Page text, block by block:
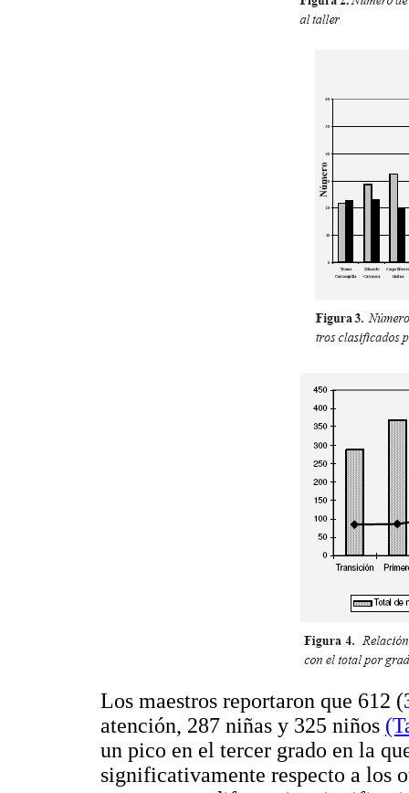
Los maestros reportaron que 612
atención, 287 niñas y 325 niños
un pico en el tercer grado en la
significativamente respecto a los